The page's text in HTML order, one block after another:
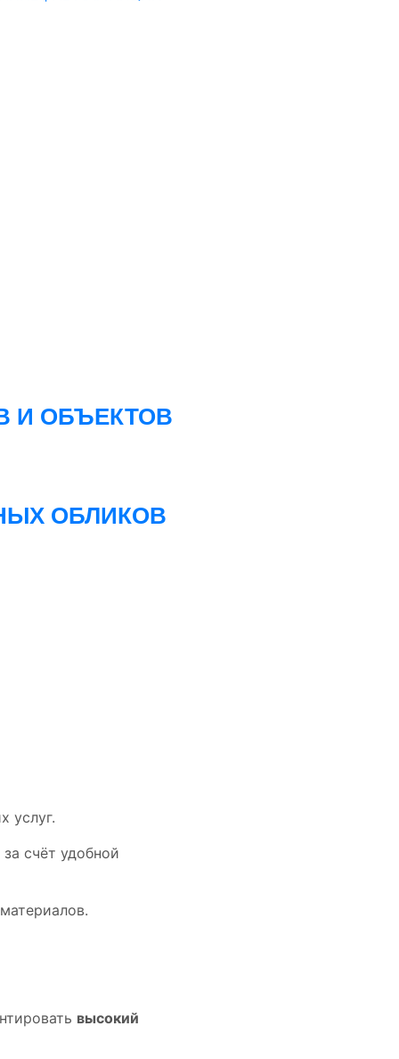
И ОБЪЕКТОВ
ОБЛИКОВ
услуг.
счёт удобной
высокий